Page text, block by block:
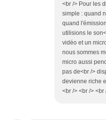
<br /> Pour les
simple : quand
quand
utilisions le
vidéo et un
nous sommes
micro aussi
pas de<br />
devienne riche
<br /> <br /> <br